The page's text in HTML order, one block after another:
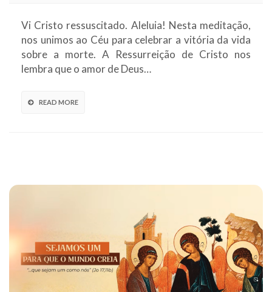
Vi Cristo ressuscitado. Aleluia! Nesta meditação,
nos unimos ao Céu para celebrar a vitória da vida
sobre a morte. A Ressurreição de Cristo nos
lembra que o amor de Deus…
READ MORE